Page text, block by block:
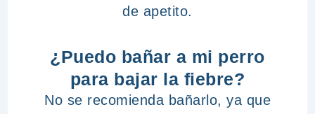
de apetito.
¿Puedo bañar a mi perro
para bajar la fiebre?
No se recomienda bañarlo, ya que